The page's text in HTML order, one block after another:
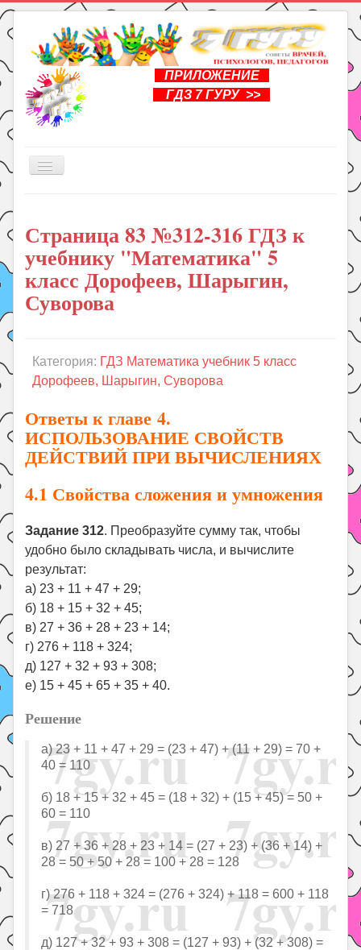
ПРИЛОЖЕНИЕ
ГДЗ 7 ГУРУ >>
Включить/
Книги
Рукоделие
Подготовка к школе
Уроки
Праздники
Летом!
Поиск
Страница 83 №312-316 ГДЗ к
учебнику "Математика" 5
класс Дорофеев, Шарыгин,
Суворова
Категория: ГДЗ Математика учебник 5 класс
Дорофеев, Шарыгин, Суворова
Ответы к главе 4.
ИСПОЛЬЗОВАНИЕ СВОЙСТВ
ДЕЙСТВИЙ ПРИ ВЫЧИСЛЕНИЯХ
4.1 Свойства сложения и умножения
Задание 312. Преобразуйте сумму так, чтобы
удобно было складывать числа, и вычислите
результат:
а) 23 + 11 + 47 + 29;
б) 18 + 15 + 32 + 45;
в) 27 + 36 + 28 + 23 + 14;
г) 276 + 118 + 324;
д) 127 + 32 + 93 + 308;
е) 15 + 45 + 65 + 35 + 40.
Решение
а) 23 + 11 + 47 + 29 = (23 + 47) + (11 + 29) = 70 +
40 = 110
б) 18 + 15 + 32 + 45 = (18 + 32) + (15 + 45) = 50 +
60 = 110
в) 27 + 36 + 28 + 23 + 14 = (27 + 23) + (36 + 14) +
28 = 50 + 50 + 28 = 100 + 28 = 128
г) 276 + 118 + 324 = (276 + 324) + 118 = 600 + 118
= 718
д) 127 + 32 + 93 + 308 = (127 + 93) + (32 + 308) =